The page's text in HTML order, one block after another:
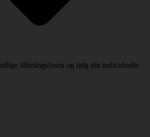
tilhelingsfasen og følg din individuelle